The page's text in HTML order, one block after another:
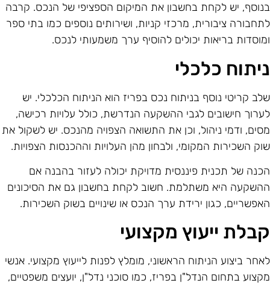
יש לקחת בחשבון את המיקום הספציפי של הנכס. קרבה
ציבורית, מרכזי קניות, ושירותים נוספים כמו בתי ספר
בריאות יכולים להוסיף ערך משמעותי לנכס.
כלכלי
קריטי נוסף בניתוח נכס בפריז הוא הניתוח הכלכלי. יש
חישובים לגבי ההשקעה הנדרשת, כולל עלויות רכישה,
ודמי ניהול, וכן את התשואה הצפויה מהנכס. יש לשקול את
השכירות המקומי, ולבחון מהן העלויות וההכנסות הצפויות.
של תכנית פיננסית מדויקת יכולה לעזור בהבנה אם
היא משתלמת. חשוב לקחת בחשבון גם את הסיכונים
כגון ירידת ערך הנכס או שינויים בשוק השכירות.
ייעוץ מקצועי
ביצוע הניתוח הראשוני, מומלץ לפנות לייעוץ מקצועי. אנשי
בתחום הנדל"ן בפריז, כמו סוכני נדל"ן, יועצים משפטיים,